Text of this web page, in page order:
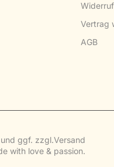
Vertrag
AGB
ggf. zzgl.Versand
with love & passion.